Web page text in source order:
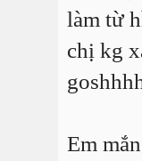
làm từ
chị kg
Em